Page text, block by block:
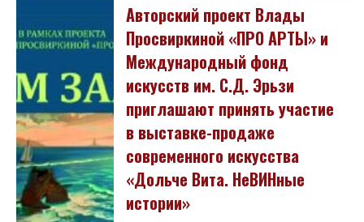
Авторский проект Влады
Просвиркиной «ПРО АРТЫ» и
Международный фонд
искусств им. С.Д. Эрьзи
приглашают принять участие
в выставке-продаже
современного искусства
«Дольче Вита. НеВИНные
истории»